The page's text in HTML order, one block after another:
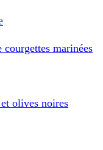
marinées
olives noires